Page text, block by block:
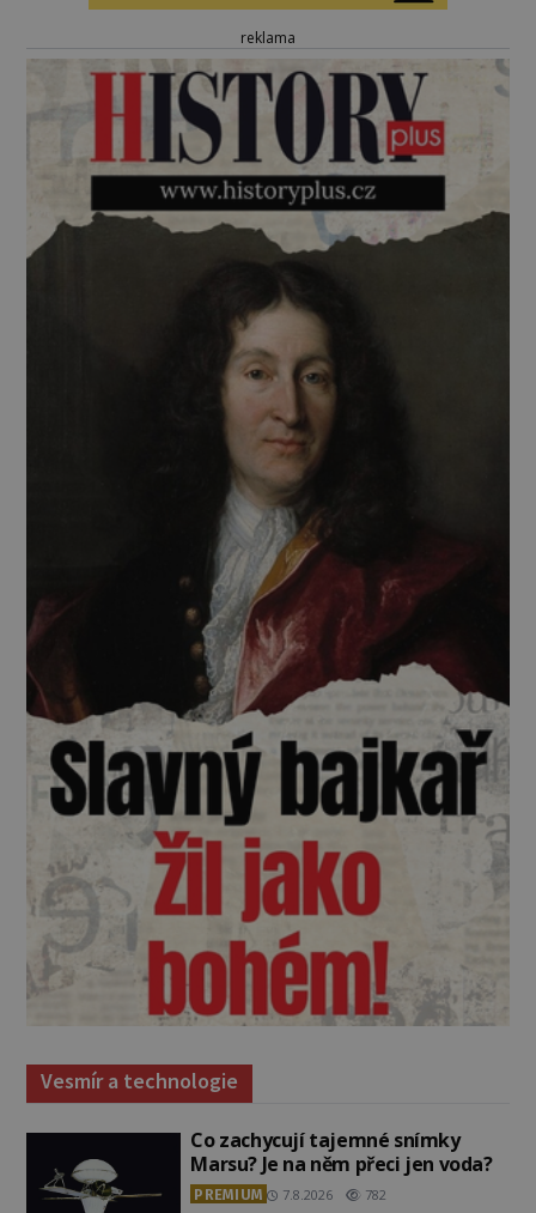
reklama
Vesmír a technologie
Co zachycují tajemné snímky
Marsu? Je na něm přeci jen voda?
PREMIUM 7.8.2026 782